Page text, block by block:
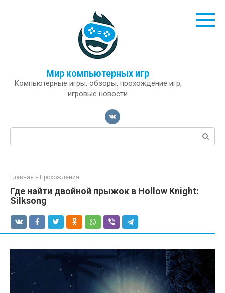
Мир компьютерных игр
Компьютерные игры, обзоры, прохождение игр,
игровые новости
Поиск:
Главная » Прохождения
Где найти двойной прыжок в Hollow Knight:
Silksong